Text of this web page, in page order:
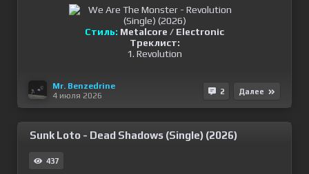
Стиль: Metalcore / Electronic
Треклист:
1. Revolution
Mr. Benzedrine
4 июля 2026
2 Далее
Sunk Loto - Dead Shadows (Single) (2026)
437